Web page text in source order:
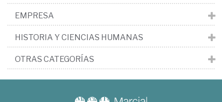
EMPRESA
HISTORIA Y CIENCIAS HUMANAS
OTRAS CATEGORÍAS